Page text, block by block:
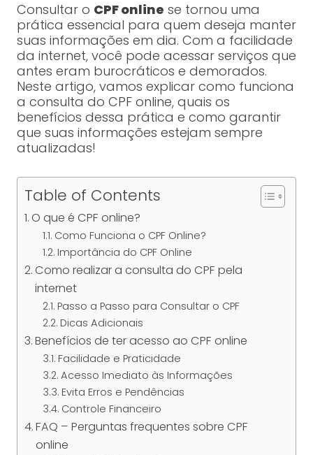
Consultar o CPF online se tornou uma
prática essencial para quem deseja manter
suas informações em dia. Com a facilidade
da internet, você pode acessar serviços que
antes eram burocráticos e demorados.
Neste artigo, vamos explicar como funciona
a consulta do CPF online, quais os
benefícios dessa prática e como garantir
que suas informações estejam sempre
atualizadas!
Table of Contents
O que é CPF online?
Como Funciona o CPF Online?
Importância do CPF Online
Como realizar a consulta do CPF pela
internet
Passo a Passo para Consultar o CPF
Dicas Adicionais
Benefícios de ter acesso ao CPF online
Facilidade e Praticidade
Acesso Imediato às Informações
Evita Erros e Pendências
Controle Financeiro
FAQ – Perguntas frequentes sobre CPF
online